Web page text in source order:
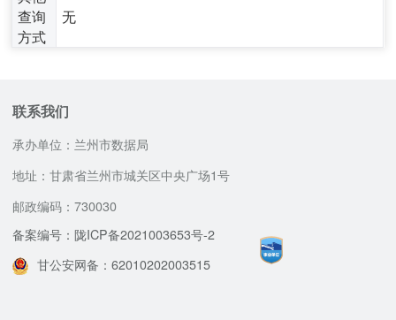
查询
方式
无
联系我们
承办单位：兰州市数据局
地址：甘肃省兰州市城关区中央广场1号
邮政编码：730030
备案编号：陇ICP备2021003653号-2
甘公安网备：62010202003515